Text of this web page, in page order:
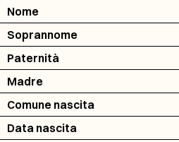
Nome
Soprannome
Paternità
Madre
Comune nascita
Data nascita